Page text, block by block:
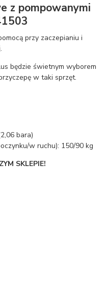
z pompowanymi
przy zaczepianiu i
będzie świetnym wyborem
w taki sprzęt.
bara)
w ruchu): 150/90 kg
SKLEPIE!